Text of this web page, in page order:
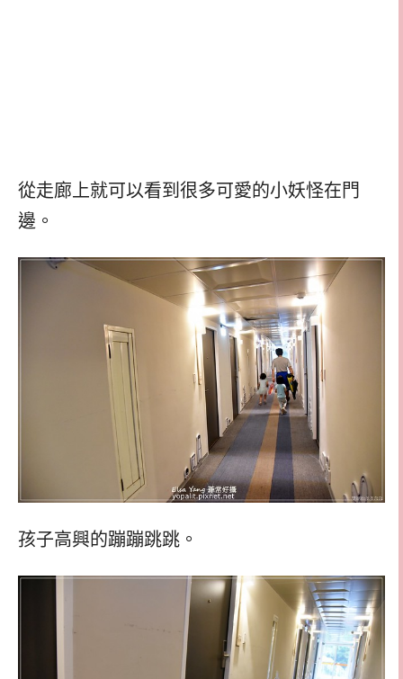
從走廊上就可以看到很多可愛的小妖怪在門
邊。
孩子高興的蹦蹦跳跳。